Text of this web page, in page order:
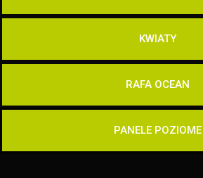
KWIATY
RAFA OCEAN
PANELE POZIOME